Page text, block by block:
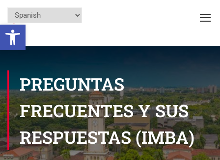
Open toolbar
PREGUNTAS
FRECUENTES Y SUS
RESPUESTAS (IMBA)